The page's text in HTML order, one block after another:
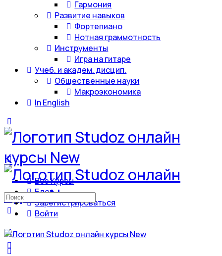
Гармония
Развитие навыков
Фортепиано
Нотная граммотность
Инструменты
Игра на гитаре
Учеб. и академ. дисцип.
Общественные науки
Макроэкономика
In English
Все Курсы
Блог
Зарегистрироваться
Войти
Искать: